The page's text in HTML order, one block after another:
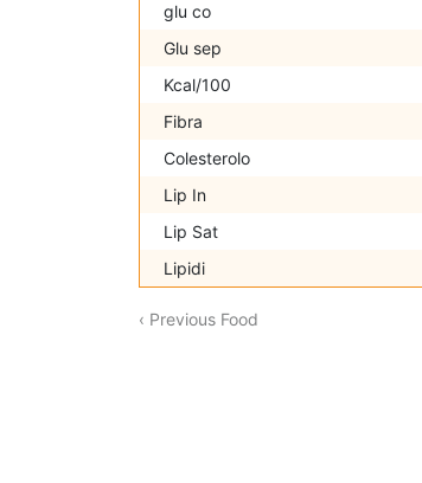
glu co
Glu sep
Kcal/100
Fibra
Colesterolo
Lip In
Lip Sat
Lipidi
‹ Previous Food